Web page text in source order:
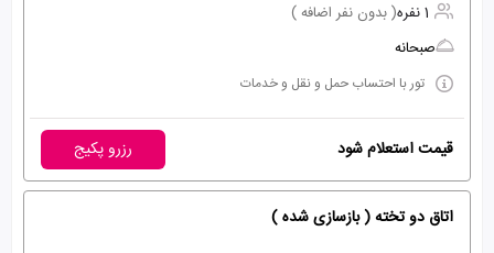
1 نفره
( بدون نفر اضافه )
صبحانه
تور با احتساب حمل و نقل و خدمات
قیمت استعلام شود رزرو پکیج
اتاق دو تخته ( بازسازی شده )